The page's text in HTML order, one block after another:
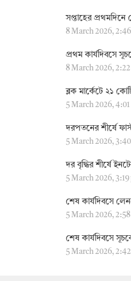
সপ্তাহের প্রথমদিনে
8 March 2026,
প্রথম কার্যদিবসে
8 March 2026,
ব্লক মার্কেটে ২১
5 March 2026,
দরপতনের শীর্ষে
5 March 2026,
দর বৃদ্ধির শীর্ষে
5 March 2026, 3:19
শেষ কার্যদিবসে
5 March 2026,
শেষ কার্যদিবসে
5 March 2026,